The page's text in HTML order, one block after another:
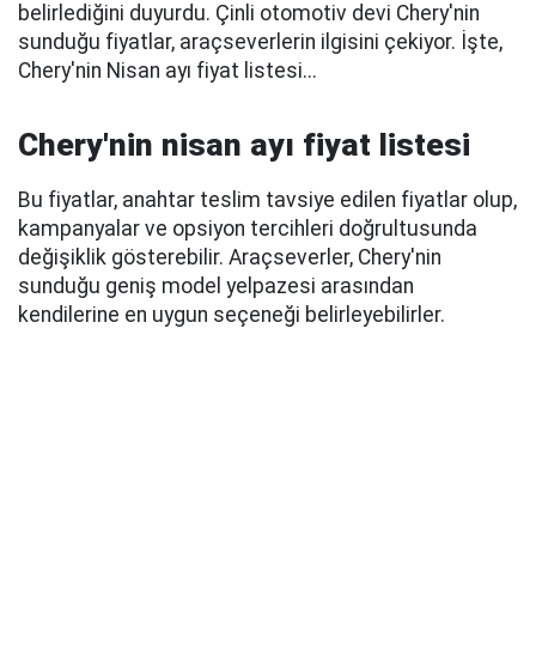
belirlediğini duyurdu. Çinli otomotiv devi Chery'nin
sunduğu fiyatlar, araçseverlerin ilgisini çekiyor. İşte,
Chery'nin Nisan ayı fiyat listesi...
Chery'nin nisan ayı fiyat listesi
Bu fiyatlar, anahtar teslim tavsiye edilen fiyatlar olup,
kampanyalar ve opsiyon tercihleri doğrultusunda
değişiklik gösterebilir. Araçseverler, Chery'nin
sunduğu geniş model yelpazesi arasından
kendilerine en uygun seçeneği belirleyebilirler.